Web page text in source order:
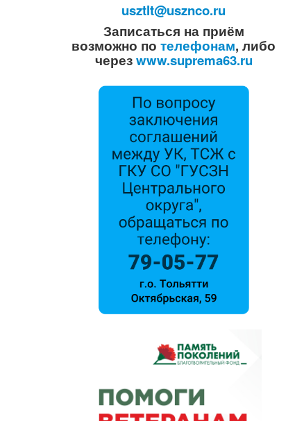
usztlt@usznco.ru
Записаться на приём
возможно потелефонам, либо
черезwww.suprema63.ru